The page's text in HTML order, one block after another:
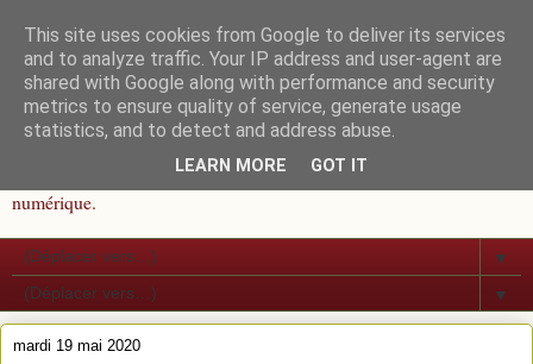
S K R Y P T I A
Roman, paranormal, conte, faits sociaux... Lire ou offrir un ouvrage
"euros-animaux" mis de côté sur chaque achat d'ouvrage papier ou
numérique.
▼
▼
mardi 19 mai 2020
This site uses cookies from Google to deliver its services
and to analyze traffic. Your IP address and user-agent are
shared with Google along with performance and security
metrics to ensure quality of service, generate usage
statistics, and to detect and address abuse.
LEARN MORE GOT IT